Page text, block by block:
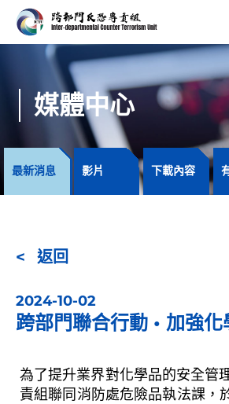
媒體中心
最新消息 影片 下載內容
返回
2024-10-02
跨部門聯合行動 • 加強
為了提升業界對化學品的安全管
責組聯同消防處危險品執法課，